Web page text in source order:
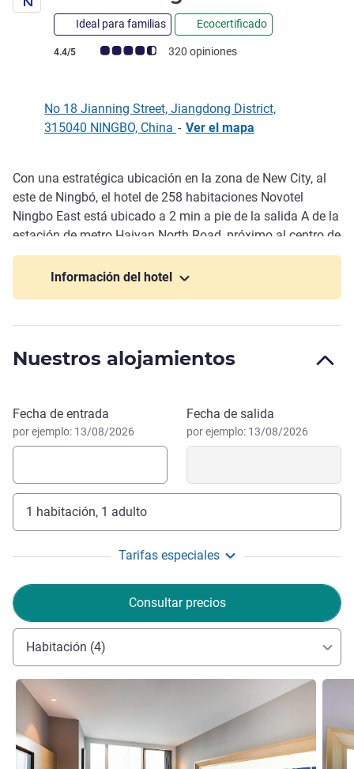
Ideal para familias Ecocertificado
Nota de clientes de Avis (Clasificación de ALL)
4.4/5 320 opiniones
No 18 Jianning Street, Jiangdong District,
315040 NINGBO, China - Ver el mapa
Descripción
Con una estratégica ubicación en la zona de New City, al
este de Ningbó, el hotel de 258 habitaciones Novotel
Ningbo East está ubicado a 2 min a pie de la salida A de la
estación de metro Haiyan North Road, próximo al centro de
exposiciones de Ningbó, Nin gbo Culture Plaza y el IFC. El
hotel, situado a 20 min en coche de la estación de Ningbó
gimnasio. Idóneo para viajes de negocios y placer.
Información del hotel
Nuestros alojamientos
Reservar este hotel
Fecha de entrada
por ejemplo: 13/08/2026
Fecha de salida
por ejemplo: 13/08/2026
1 habitación, 1 adulto
Tarifas especiales
Consultar precios
Habitación (4)
Más información Más